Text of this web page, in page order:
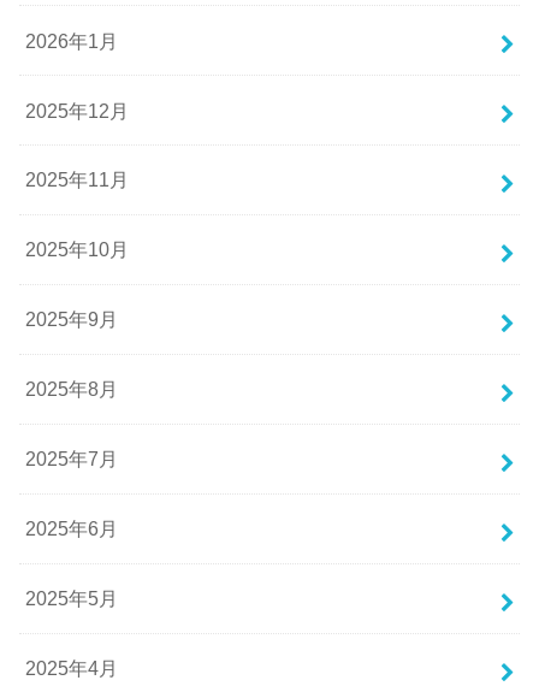
2026年1月
2025年12月
2025年11月
2025年10月
2025年9月
2025年8月
2025年7月
2025年6月
2025年5月
2025年4月